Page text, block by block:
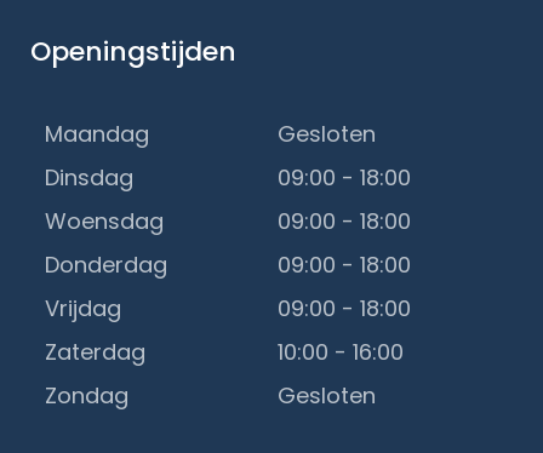
Openingstijden
Maandag
Gesloten
Dinsdag
09:00 - 18:00
Woensdag
09:00 - 18:00
Donderdag
09:00 - 18:00
Vrijdag
09:00 - 18:00
Zaterdag
10:00 - 16:00
Zondag
Gesloten